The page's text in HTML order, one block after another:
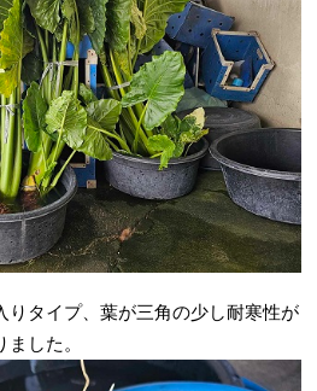
りタイプ、葉が三角の少し耐寒性が
した。